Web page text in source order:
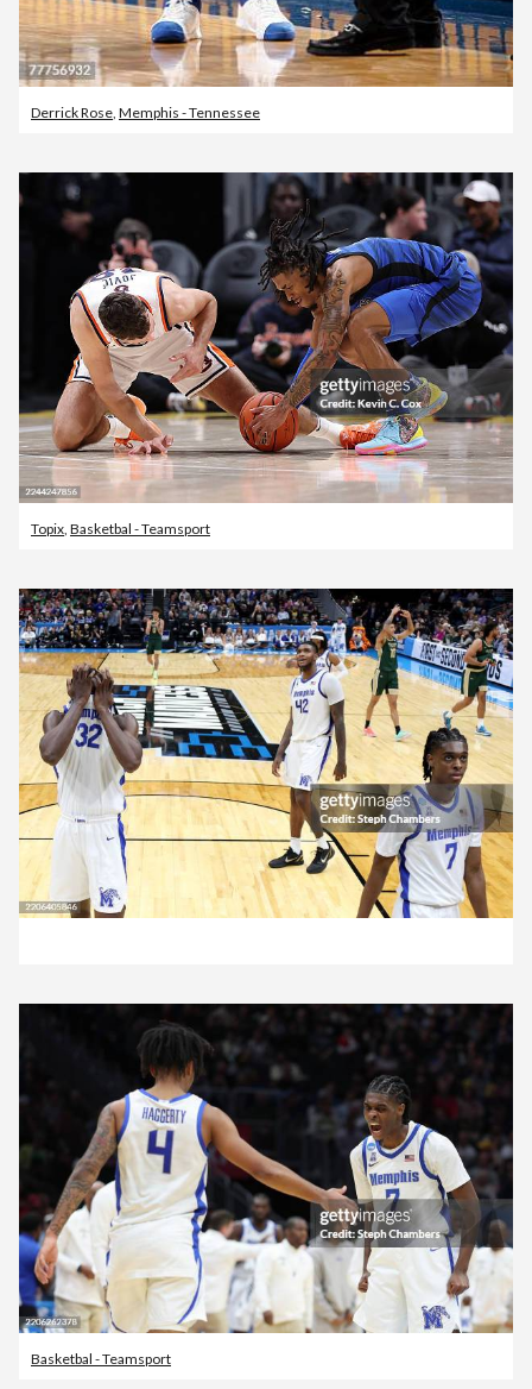
Derrick Rose, Memphis - Tennessee
Topix Basketbal - Teamsport
Basketbal - Teamsport